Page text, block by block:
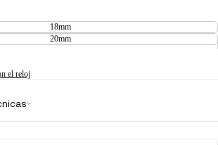
18mm
20mm
el reloj